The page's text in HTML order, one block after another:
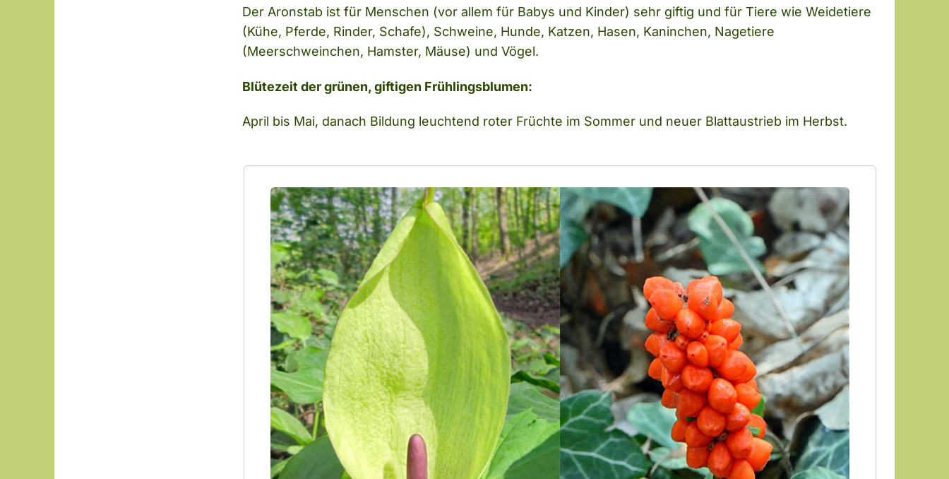
Der Aronstab ist für Menschen (vor allem für Babys und Kinder) sehr giftig und für Tiere wie Weidetiere
(Kühe, Pferde, Rinder, Schafe), Schweine, Hunde, Katzen, Hasen, Kaninchen, Nagetiere
(Meerschweinchen, Hamster, Mäuse) und Vögel.
Blütezeit der grünen, giftigen Frühlingsblumen:
April bis Mai, danach Bildung leuchtend roter Früchte im Sommer und neuer Blattaustrieb im Herbst.